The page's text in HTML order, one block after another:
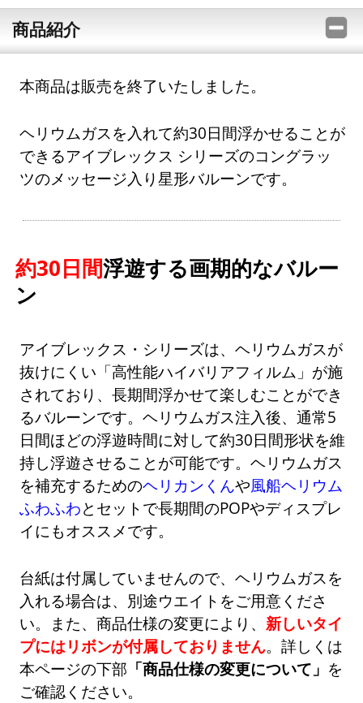
商品紹介
本商品は販売を終了いたしました。
ヘリウムガスを入れて約30日間浮かせることが
できるアイブレックス シリーズのコングラッ
ツのメッセージ入り星形バルーンです。
約30日間浮遊する画期的なバルー
ン
アイブレックス・シリーズは、ヘリウムガスが
抜けにくい「高性能ハイバリアフィルム」が施
されており、長期間浮かせて楽しむことができ
るバルーンです。ヘリウムガス注入後、通常5
日間ほどの浮遊時間に対して約30日間形状を維
持し浮遊させることが可能です。ヘリウムガス
を補充するためのヘリカンくんや風船ヘリウム
ふわふわとセットで長期間のPOPやディスプレ
イにもオススメです。
台紙は付属していませんので、ヘリウムガスを
入れる場合は、別途ウエイトをご用意くださ
い。また、商品仕様の変更により、新しいタイ
プにはリボンが付属しておりません。詳しくは
本ページの下部 「商品仕様の変更について」 を
ご確認ください。